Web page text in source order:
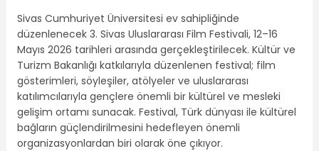
Sivas Cumhuriyet Üniversitesi ev sahipliğinde
düzenlenecek 3. Sivas Uluslararası Film Festivali, 12–16
Mayıs 2026 tarihleri arasında gerçekleştirilecek. Kültür ve
Turizm Bakanlığı katkılarıyla düzenlenen festival; film
gösterimleri, söyleşiler, atölyeler ve uluslararası
katılımcılarıyla gençlere önemli bir kültürel ve mesleki
gelişim ortamı sunacak. Festival, Türk dünyası ile kültürel
bağların güçlendirilmesini hedefleyen önemli
organizasyonlardan biri olarak öne çıkıyor.